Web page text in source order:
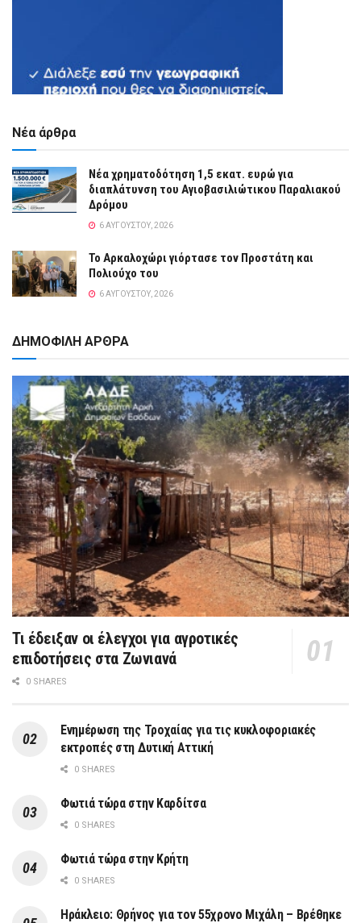
Νέα άρθρα
Νέα χρηματοδότηση 1,5 εκατ. ευρώ για
διαπλάτυνση του Αγιοβασιλιώτικου Παραλιακού
Δρόμου
6 ΑΥΓΟΎΣΤΟΥ, 2026
Το Αρκαλοχώρι γιόρτασε τον Προστάτη και
Πολιούχο του
6 ΑΥΓΟΎΣΤΟΥ, 2026
ΔΗΜΟΦΙΛΗ ΑΡΘΡΑ
Τι έδειξαν οι έλεγχοι για αγροτικές
επιδοτήσεις στα Ζωνιανά
0 SHARES
Ενημέρωση της Τροχαίας για τις κυκλοφοριακές
εκτροπές στη Δυτική Αττική
0 SHARES
Φωτιά τώρα στην Καρδίτσα
0 SHARES
Φωτιά τώρα στην Κρήτη
0 SHARES
Ηράκλειο: Θρήνος για τον 55χρονο Μιχάλη – Βρέθηκε